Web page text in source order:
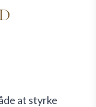
at styrke